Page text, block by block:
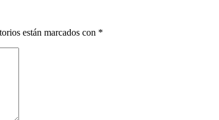
están marcados con *